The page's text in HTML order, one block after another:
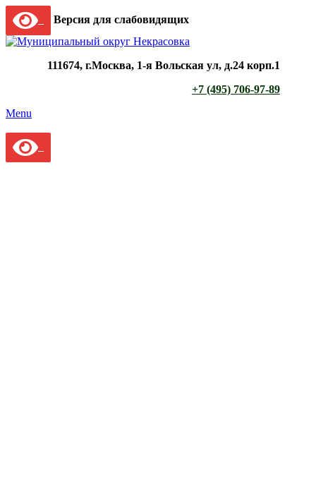
Версия для слабовидящих
111674, г.Москва, 1-я Вольская ул, д.24 корп.1
+7 (495) 706-97-89
Menu